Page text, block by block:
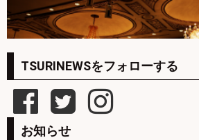
TSURINEWSをフォローする
お知らせ